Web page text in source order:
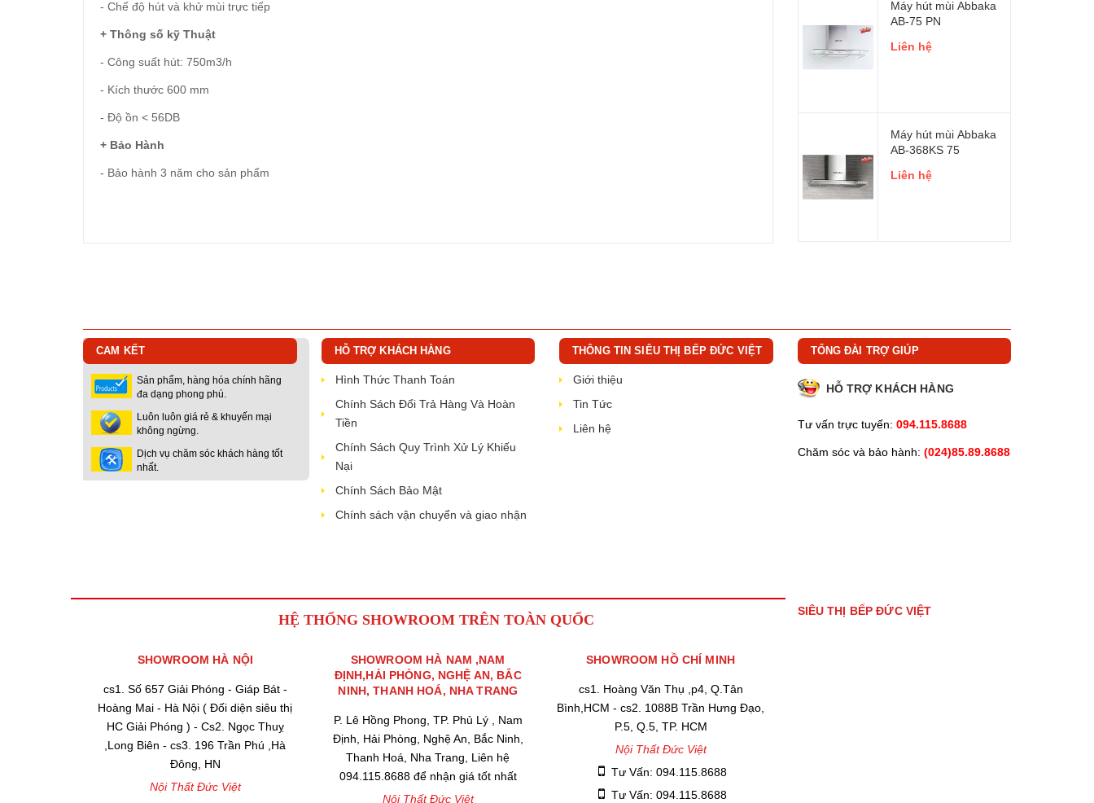
- Chế độ hút và khử mùi trực tiếp
+ Thông số kỹ Thuật
- Công suất hút: 750m3/h
- Kích thước 600 mm
- Độ ồn < 56DB
+ Bảo Hành
- Bảo hành 3 năm cho sản phẩm
Máy hút mùi Abbaka
AB-75 PN
Liên hệ
Máy hút mùi Abbaka
AB-368KS 75
Liên hệ
CAM KẾT
Sản phẩm, hàng hóa chính hãng
đa dạng phong phú.
Luôn luôn giá rẻ & khuyến mại
không ngừng.
Dịch vụ chăm sóc khách hàng tốt
nhất.
HỖ TRỢ KHÁCH HÀNG
Hình Thức Thanh Toán
Chính Sách Đổi Trả Hàng Và Hoàn
Tiền
Chính Sách Quy Trình Xử Lý Khiếu
Nại
Chính Sách Bảo Mật
Chính sách vận chuyển và giao nhận
THÔNG TIN SIÊU THỊ BẾP ĐỨC VIỆT
Giới thiệu
Tin Tức
Liên hệ
TỔNG ĐÀI TRỢ GIÚP
HỖ TRỢ KHÁCH HÀNG
Tư vấn trực tuyến: 094.115.8688
Chăm sóc và bảo hành: (024)85.89.8688
HỆ THỐNG SHOWROOM TRÊN TOÀN QUỐC
SHOWROOM HÀ NỘI
cs1. Số 657 Giải Phóng - Giáp Bát -
Hoàng Mai - Hà Nội ( Đối diện siêu thị
HC Giải Phóng ) - Cs2. Ngọc Thuỵ
,Long Biên - cs3. 196 Trần Phú ,Hà
Đông, HN
Nội Thất Đức Việt
SHOWROOM HÀ NAM ,NAM
ĐỊNH,HẢI PHÒNG, NGHỆ AN, BẮC
NINH, THANH HOÁ, NHA TRANG
P. Lê Hồng Phong, TP. Phủ Lý , Nam
Định, Hải Phòng, Nghệ An, Bắc Ninh,
Thanh Hoá, Nha Trang, Liên hệ
094.115.8688 để nhận giá tốt nhất
Nội Thất Đức Việt
SHOWROOM HỒ CHÍ MINH
cs1. Hoàng Văn Thụ ,p4, Q.Tân
Bình,HCM - cs2. 1088B Trần Hưng Đạo,
P.5, Q.5, TP. HCM
Nội Thất Đức Việt
Tư Vấn: 094.115.8688
Tư Vấn: 094.115.8688
SIÊU THỊ BẾP ĐỨC VIỆT